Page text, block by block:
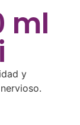
ml
y